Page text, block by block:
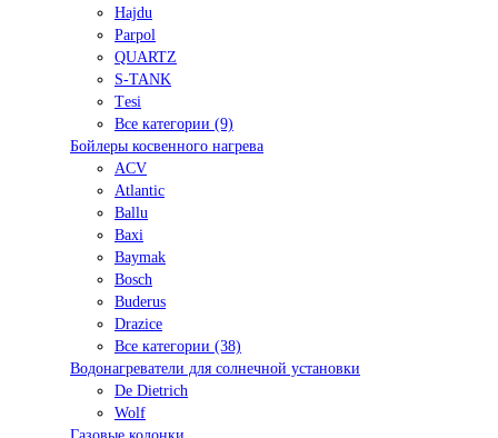
Hajdu
Parpol
QUARTZ
S-TANK
Tеsi
Все категории (9)
Бойлеры косвенного нагрева
ACV
Atlantic
Ballu
Baxi
Baymak
Bosch
Buderus
Drazice
Все категории (38)
Водонагреватели для солнечной установки
De Dietrich
Wolf